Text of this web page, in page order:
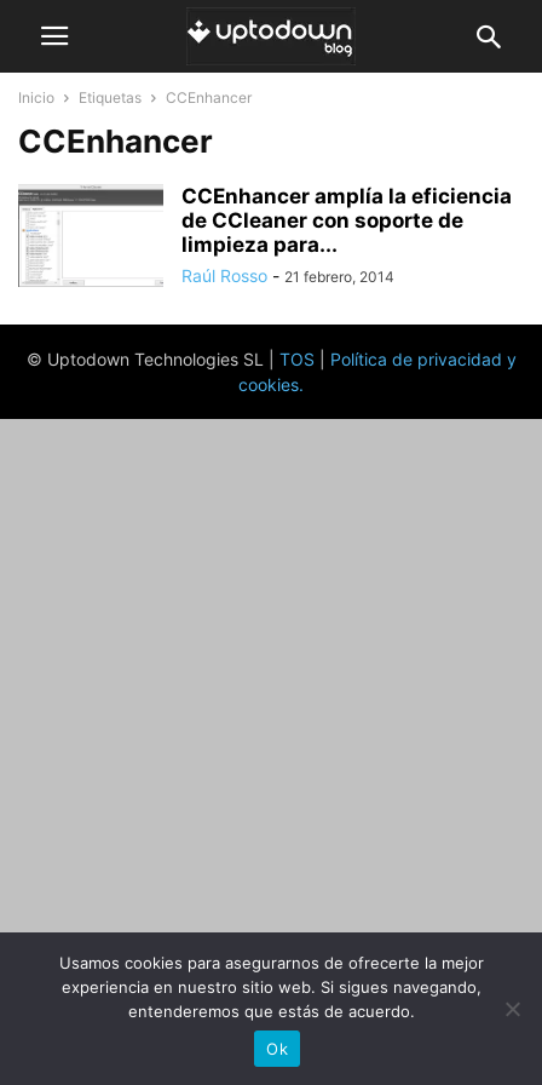
Inicio Etiquetas CCEnhancer
CCEnhancer
CCEnhancer amplía la eficiencia
de CCleaner con soporte de
limpieza para...
Raúl Rosso - 21 febrero, 2014
© Uptodown Technologies SL | TOS
Política de privacidad y
cookies.
Usamos cookies para asegurarnos de ofrecerte la mejor
experiencia en nuestro sitio web. Si sigues navegando,
entenderemos que estás de acuerdo.
Ok